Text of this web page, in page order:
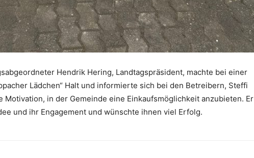
Hendrik Hering, Landtagspräsident, machte bei einer
Lädchen“ Halt und informierte sich bei den Betreibern, Steffi
Motivation, in der Gemeinde eine Einkaufsmöglichkeit anzubieten. Er
und ihr Engagement und wünschte ihnen viel Erfolg.